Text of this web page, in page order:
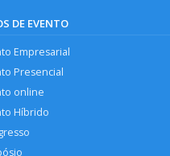
DE EVENTO
Empresarial
Presencial
online
Híbrido